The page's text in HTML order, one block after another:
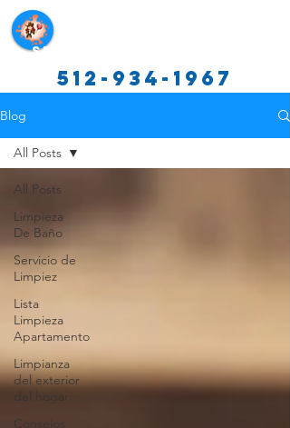
Servicios de limpieza de
512-934-1967
Blog
All Posts
Limpieza
De Baño
Servicio de
Limpiez
Lista
Limpieza
Apartamento
Limpianza
del exterior
del hogar
Consejos
All Posts